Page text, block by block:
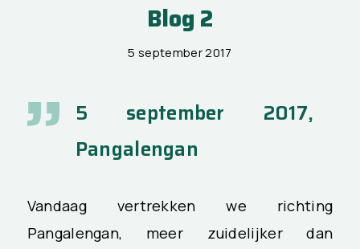
Blog 2
5 september 2017
5 september 2017,
Pangalengan
Vandaag vertrekken we richting
Pangalengan, meer zuidelijker dan